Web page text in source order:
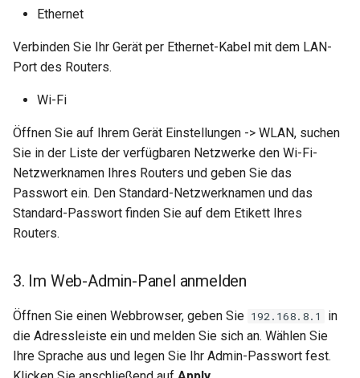
Ethernet
Verbinden Sie Ihr Gerät per Ethernet-Kabel mit dem LAN-
Port des Routers.
Wi-Fi
Öffnen Sie auf Ihrem Gerät Einstellungen -> WLAN, suchen
Sie in der Liste der verfügbaren Netzwerke den Wi-Fi-
Netzwerknamen Ihres Routers und geben Sie das
Passwort ein. Den Standard-Netzwerknamen und das
Standard-Passwort finden Sie auf dem Etikett Ihres
Routers.
3. Im Web-Admin-Panel anmelden
Öffnen Sie einen Webbrowser, geben Sie 192.168.8.1
in
die Adressleiste ein und melden Sie sich an. Wählen Sie
Ihre Sprache aus und legen Sie Ihr Admin-Passwort fest.